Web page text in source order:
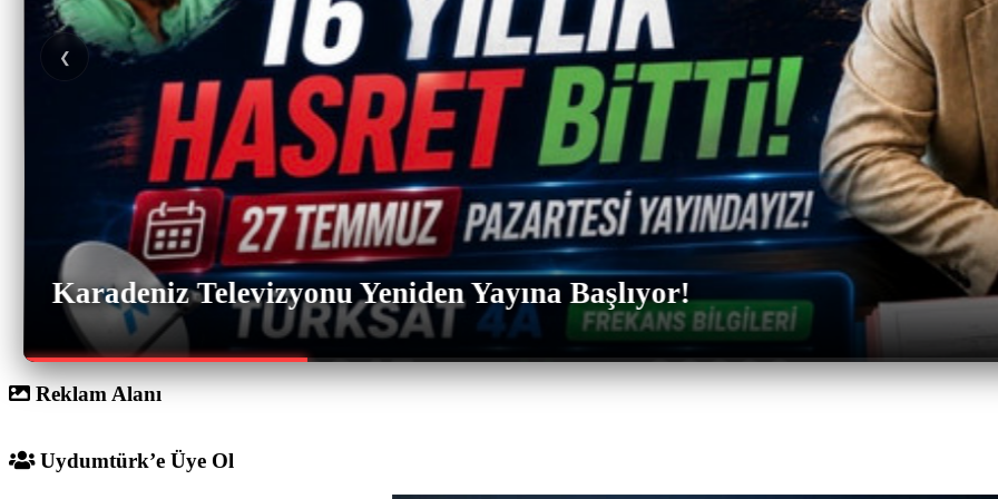
❮
Karadeniz Televizyonu Yeniden Yayına Başlıyor!
Reklam Alanı
Uydumtürk’e Üye Ol